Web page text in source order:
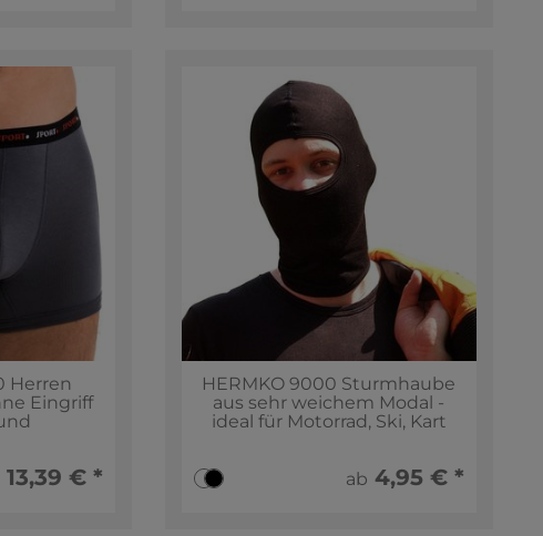
Herren
Eingriff
13,39 € *
HERMKO 9000 Sturmhaube
aus sehr weichem Modal -
ideal für Motorrad, Ski, Kart
ab 4,95 € *